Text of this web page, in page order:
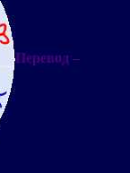
Перевод –